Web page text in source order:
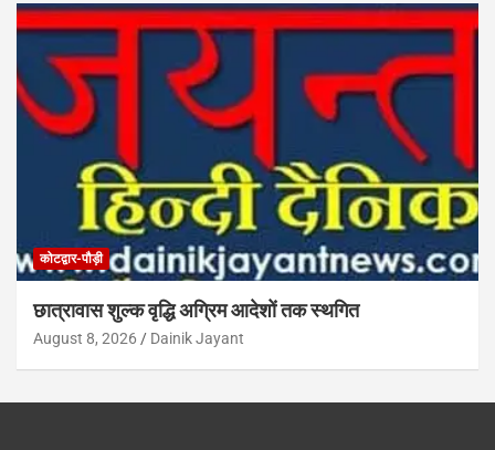
कोटद्वार-पौड़ी
छात्रावास शुल्क वृद्धि अग्रिम आदेशों तक स्थगित
August 8, 2026 Dainik Jayant